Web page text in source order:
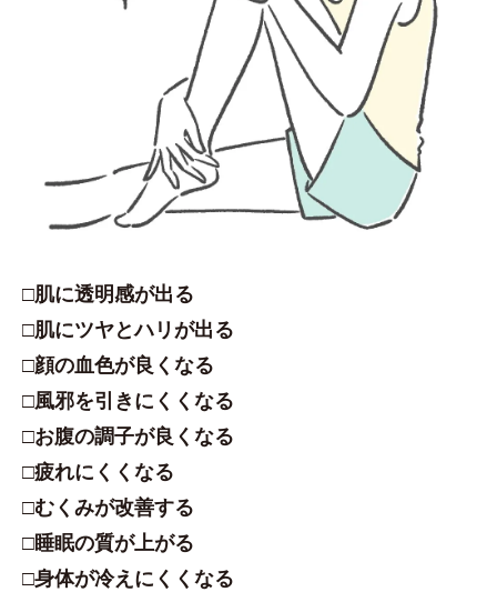
□肌に透明感が出る
□肌にツヤとハリが出る
□顔の血色が良くなる
□風邪を引きにくくなる
□お腹の調子が良くなる
□疲れにくくなる
□むくみが改善する
□睡眠の質が上がる
□身体が冷えにくくなる